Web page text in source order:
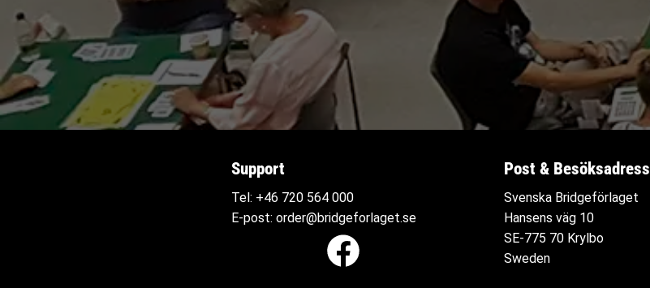
Support
Tel: +46 720 564 000
E-post:order@bridgeforlaget.se
Post & Besöksadress
Svenska Bridgeförlaget
Hansens väg 10
SE-775 70 Krylbo
Sweden